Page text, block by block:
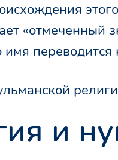
«отмеченный
имя
и